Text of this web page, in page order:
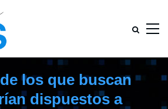
los que buscan
dispuestos a